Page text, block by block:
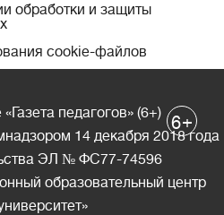
обработки и защиты
cookie-файлов
педагогов» (6+)
14 декабря 2018 года
ЭЛ № ФС77-74596
образовательный центр
6+